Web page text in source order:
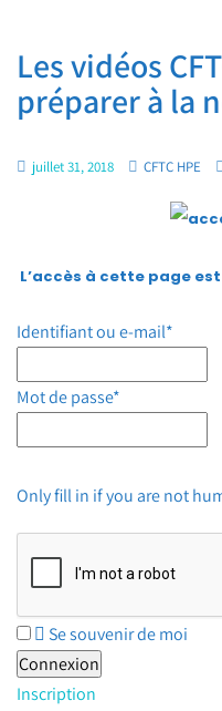
Les vidéos
préparer à la
juillet 31, 2018 CFTC HPE
L’accès à cette page
Identifiant ou e-mail*
Mot de passe*
Only fill in if you are not
Se souvenir de moi
Inscription